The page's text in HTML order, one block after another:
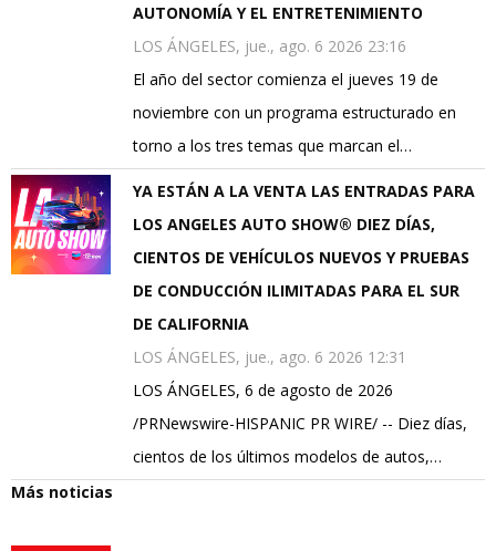
AUTONOMÍA Y EL ENTRETENIMIENTO
LOS ÁNGELES, jue., ago. 6 2026 23:16
El año del sector comienza el jueves 19 de
noviembre con un programa estructurado en
torno a los tres temas que marcan el…
YA ESTÁN A LA VENTA LAS ENTRADAS PARA
LOS ANGELES AUTO SHOW® DIEZ DÍAS,
CIENTOS DE VEHÍCULOS NUEVOS Y PRUEBAS
DE CONDUCCIÓN ILIMITADAS PARA EL SUR
DE CALIFORNIA
LOS ÁNGELES, jue., ago. 6 2026 12:31
LOS ÁNGELES, 6 de agosto de 2026
/PRNewswire-HISPANIC PR WIRE/ -- Diez días,
cientos de los últimos modelos de autos,…
Más noticias